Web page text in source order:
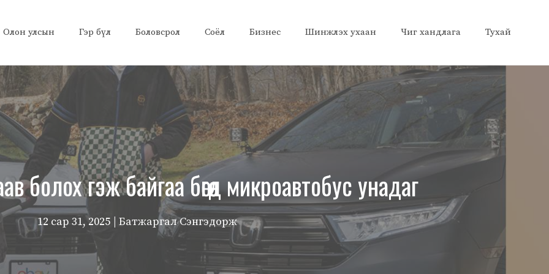
Олон улсын Гэр бүл Боловсрол Соёл Бизнес Шинжлэх ухаан Чиг хандлага Тухай
болох гэж байгаа бөгөөд микроавтобус унадаг
12 сар 31, 2025 | Батжаргал Сэнгэдорж